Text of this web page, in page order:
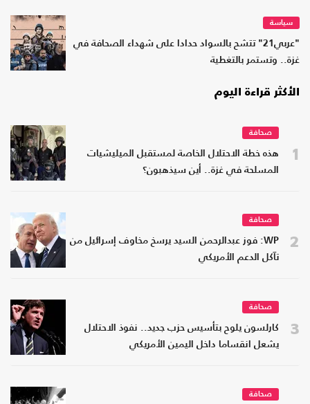
سياسة
"عربي21" تتشح بالسواد حدادا على شهداء الصحافة في
غزة.. وتستمر بالتغطية
الأكثر قراءة اليوم
1
صحافة
هذه خطة الاحتلال الخاصة لمستقبل الميليشيات
المسلحة في غزة.. أين سيذهبون؟
2
صحافة
WP: فوز عبدالرحمن السيد يرسخ مخاوف إسرائيل من
تآكل الدعم الأمريكي
3
صحافة
كارلسون يلوح بتأسيس حزب جديد.. نفوذ الاحتلال
يشعل انقساما داخل اليمين الأمريكي
صحافة